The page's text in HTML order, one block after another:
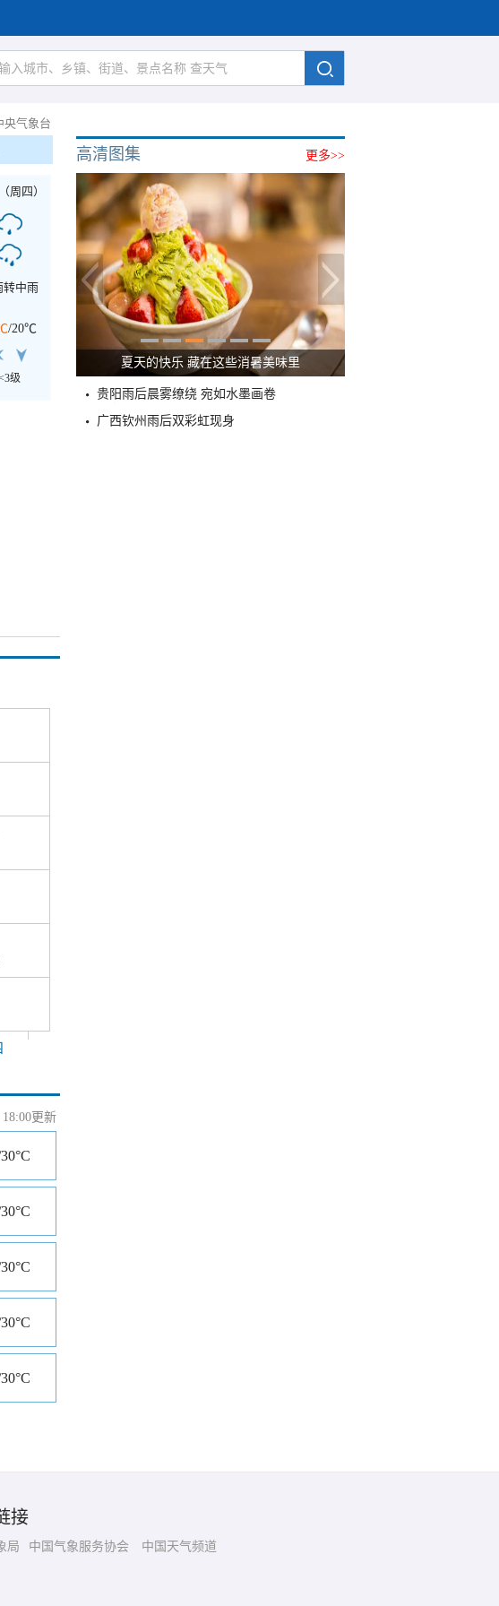
央气象台
周四）
转中雨
/20℃
级
18:00更新
更多>>
高清图集
夏天的快乐 藏在这些消暑美味里
贵阳雨后晨雾缭绕 宛如水墨画卷
广西钦州雨后双彩虹现身
接
局 中国气象服务协会 中国天气频道